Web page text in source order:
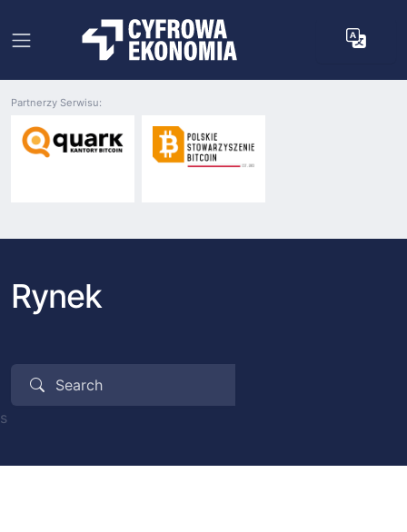
Partnerzy Serwisu:
Rynek
s